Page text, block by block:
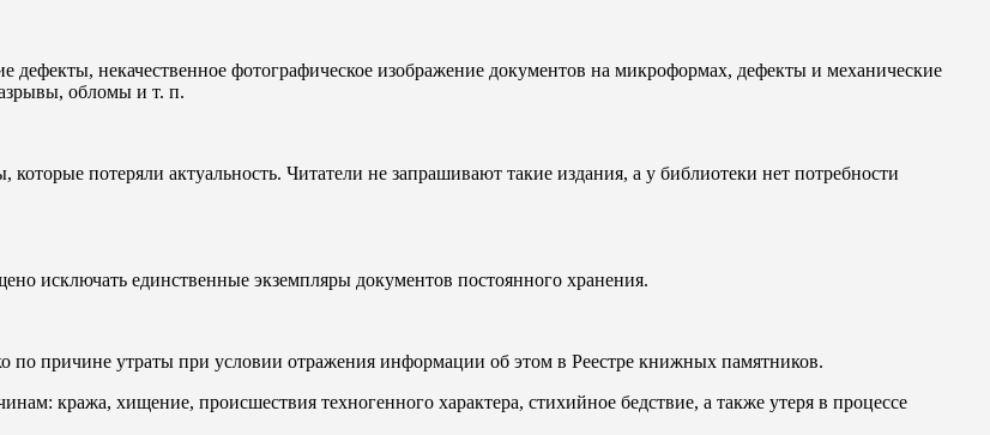
дефекты, некачественное фотографическое изображение документов на микроформах, дефекты и механические
обломы и т. п.
потеряли актуальность. Читатели не запрашивают такие издания, а у библиотеки нет потребности
исключать единственные экземпляры документов постоянного хранения.
причине утраты при условии отражения информации об этом в Реестре книжных памятников.
кража, хищение, происшествия техногенного характера, стихийное бедствие, а также утеря в процессе